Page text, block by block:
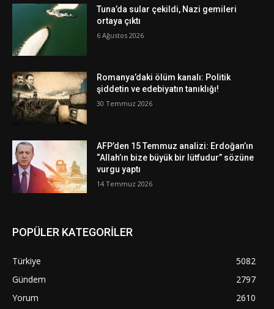
Tuna’da sular çekildi, Nazi gemileri
ortaya çıktı
6 Ağustos 2026
Romanya’daki ölüm kanalı: Politik
şiddetin ve edebiyatın tanıklığı!
30 Temmuz 2026
AFP’den 15 Temmuz analizi: Erdoğan’ın
“Allah’ın bize büyük bir lütfudur” sözüne
vurgu yaptı
14 Temmuz 2026
POPÜLER KATEGORİLER
Türkiye
5082
Gündem
2797
Yorum
2610